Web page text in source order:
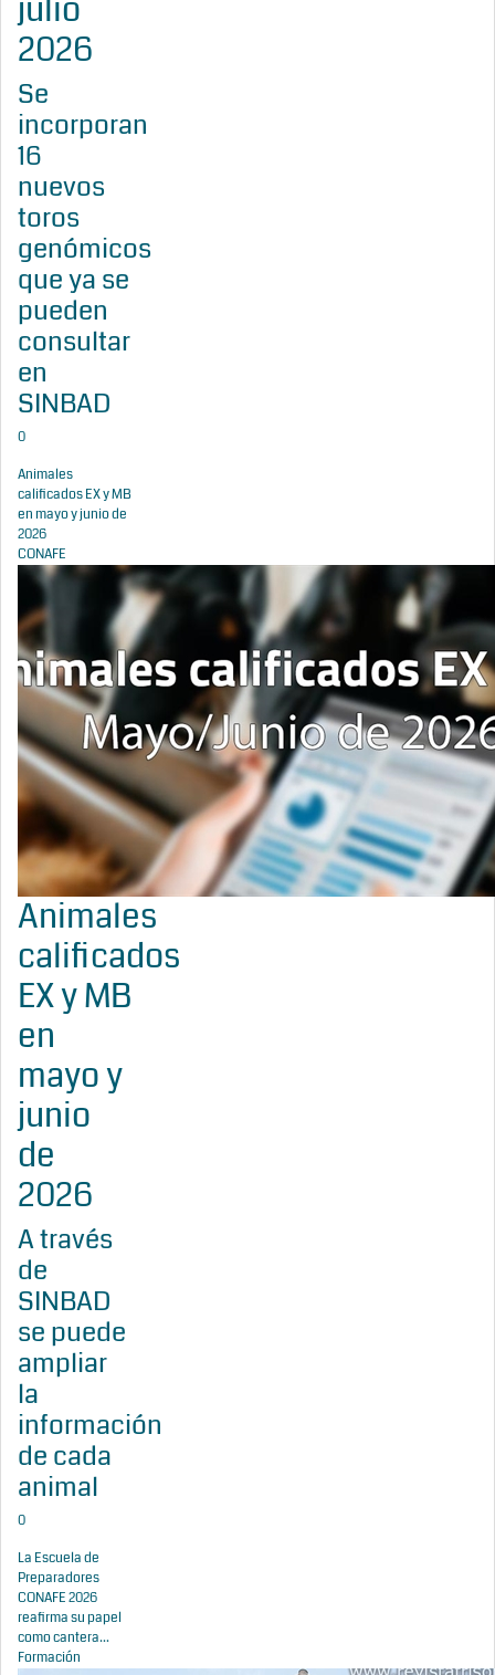
julio
2026
Se
incorporan
16
nuevos
toros
genómicos
que ya se
pueden
consultar
en
SINBAD
0
Animales
calificados EX y MB
en mayo y junio de
2026
CONAFE
Animales
calificados
EX y MB
en
mayo y
junio
de
2026
A través
de
SINBAD
se puede
ampliar
la
información
de cada
animal
0
La Escuela de
Preparadores
CONAFE 2026
reafirma su papel
como cantera...
Formación